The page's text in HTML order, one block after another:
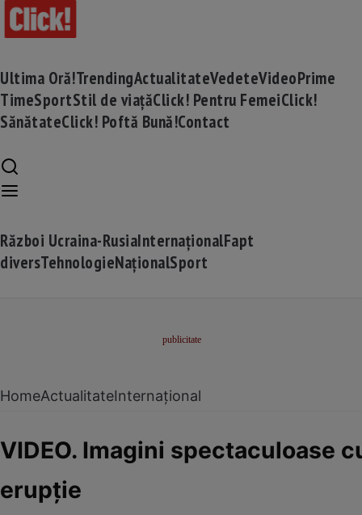
Ultima Oră!TrendingActualitateVedeteVideoPrime
TimeSportStil de viațăClick! Pentru FemeiClick!
SănătateClick! Poftă Bună!Contact
Război Ucraina-RusiaInternaționalFapt
diversTehnologieNaționalSport
HomeActualitateInternațional
VIDEO. Imagini spectaculoase
erupție